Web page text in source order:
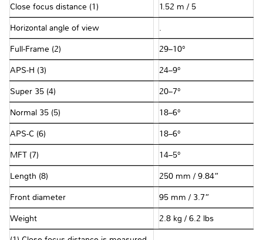
Close focus distance (1) 1.52 m / 5
Horizontal angle of view .
Full-Frame (2) 29–10°
APS-H (3) 24–9°
Super 35 (4) 20–7°
Normal 35 (5) 18–6°
APS-C (6) 18–6°
MFT (7) 14–5°
Length (8) 250 mm / 9.84”
Front diameter 95 mm / 3.7”
Weight 2.8 kg / 6.2 lbs